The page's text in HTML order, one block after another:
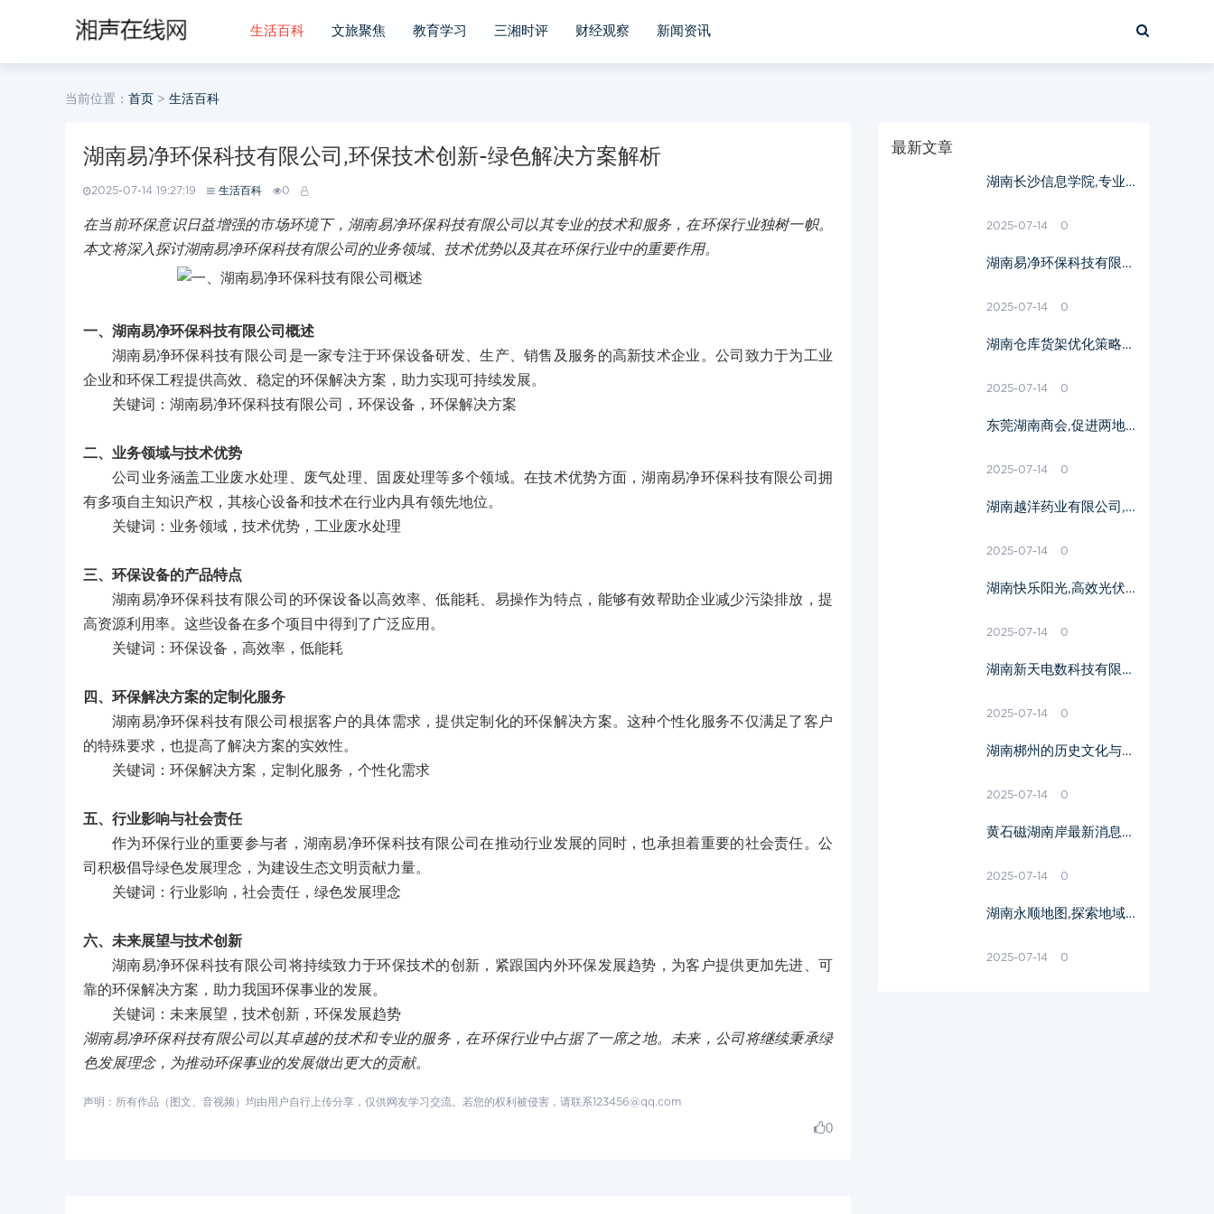
生活百科 文旅聚焦 教育学习 三湘时评 财经观察 新闻资讯
当前位置： 首页 > 生活百科
湖南易净环保科技有限公司,环保技术创新-绿色解决方案解析
2025-07-14 19:27:19 生活百科 0
在当前环保意识日益增强的市场环境下，湖南易净环保科技有限公司以其专业的技术和服务，在环保行业独树一帜。
本文将深入探讨湖南易净环保科技有限公司的业务领域、技术优势以及其在环保行业中的重要作用。
一、湖南易净环保科技有限公司概述
湖南易净环保科技有限公司是一家专注于环保设备研发、生产、销售及服务的高新技术企业。公司致力于为工业
企业和环保工程提供高效、稳定的环保解决方案，助力实现可持续发展。
关键词：湖南易净环保科技有限公司，环保设备，环保解决方案
二、业务领域与技术优势
公司业务涵盖工业废水处理、废气处理、固废处理等多个领域。在技术优势方面，湖南易净环保科技有限公司拥
有多项自主知识产权，其核心设备和技术在行业内具有领先地位。
关键词：业务领域，技术优势，工业废水处理
三、环保设备的产品特点
湖南易净环保科技有限公司的环保设备以高效率、低能耗、易操作为特点，能够有效帮助企业减少污染排放，提
高资源利用率。这些设备在多个项目中得到了广泛应用。
关键词：环保设备，高效率，低能耗
四、环保解决方案的定制化服务
湖南易净环保科技有限公司根据客户的具体需求，提供定制化的环保解决方案。这种个性化服务不仅满足了客户
的特殊要求，也提高了解决方案的实效性。
关键词：环保解决方案，定制化服务，个性化需求
五、行业影响与社会责任
作为环保行业的重要参与者，湖南易净环保科技有限公司在推动行业发展的同时，也承担着重要的社会责任。公
司积极倡导绿色发展理念，为建设生态文明贡献力量。
关键词：行业影响，社会责任，绿色发展理念
六、未来展望与技术创新
湖南易净环保科技有限公司将持续致力于环保技术的创新，紧跟国内外环保发展趋势，为客户提供更加先进、可
靠的环保解决方案，助力我国环保事业的发展。
关键词：未来展望，技术创新，环保发展趋势
湖南易净环保科技有限公司以其卓越的技术和专业的服务，在环保行业中占据了一席之地。未来，公司将继续秉承绿
色发展理念，为推动环保事业的发展做出更大的贡献。
声明：所有作品（图文、音视频）均由用户自行上传分享，仅供网友学习交流。若您的权利被侵害，请联系123456@qq.com
0
最新文章
湖南长沙信息学院,专业
术成就解析
2025-07-14 0
湖南易净环保科技有限公
决方案解析
2025-07-14 0
湖南仓库货架优化策略与
解析
2025-07-14 0
东莞湖南商会,促进两地
读
2025-07-14 0
湖南越洋药业有限公司,
实力解析
2025-07-14 0
湖南快乐阳光,高效光伏
力解析
2025-07-14 0
湖南新天电数科技有限公
锋-业务与创新实践解析
2025-07-14 0
湖南梆州的历史文化与发
2025-07-14 0
黄石磁湖南岸最新消息，
发进度详解
2025-07-14 0
湖南永顺地图,探索地域
南
2025-07-14 0